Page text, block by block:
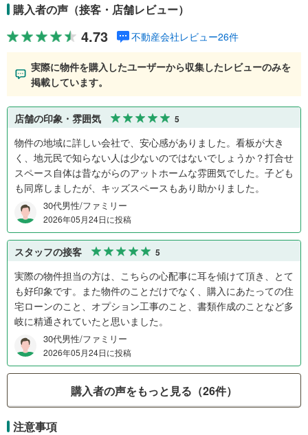
購入者の声（接客・店舗レビュー）
4.73 不動産会社レビュー26件
実際に物件を購入したユーザーから収集したレビューのみを
掲載しています。
店舗の印象・雰囲気 5
物件の地域に詳しい会社で、安心感がありました。看板が大き
く、地元民で知らない人は少ないのではないでしょうか？打合せ
スペース自体は昔ながらのアットホームな雰囲気でした。子ども
も同席しましたが、キッズスペースもあり助かりました。
30代男性/ファミリー
2026年05月24日に投稿
スタッフの接客 5
実際の物件担当の方は、こちらの心配事に耳を傾けて頂き、とて
も好印象です。また物件のことだけでなく、購入にあたっての住
宅ローンのこと、オプション工事のこと、書類作成のことなど多
岐に精通されていたと思いました。
30代男性/ファミリー
2026年05月24日に投稿
購入者の声をもっと見る（26件）
注意事項